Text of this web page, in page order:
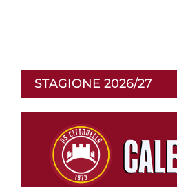
STAGIONE 2026/27